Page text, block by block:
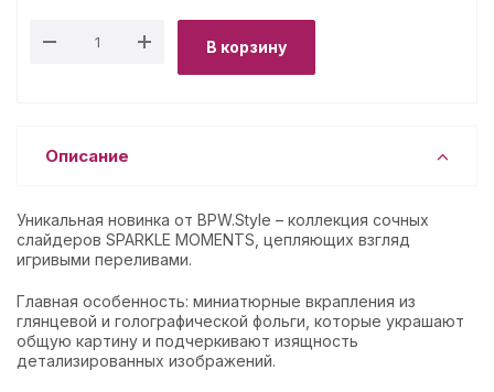
В корзину
Описание
Уникальная новинка от BPW.Style – коллекция сочных
слайдеров SPARKLE MOMENTS, цепляющих взгляд
игривыми переливами.
Главная особенность: миниатюрные вкрапления из
глянцевой и голографической фольги, которые украшают
общую картину и подчеркивают изящность
детализированных изображений.